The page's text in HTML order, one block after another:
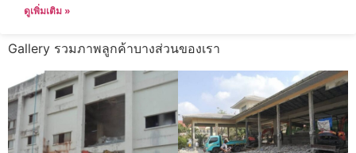
ดูเพิ่มเติม »
Gallery รวมภาพลูกค้าบางส่วนของเรา